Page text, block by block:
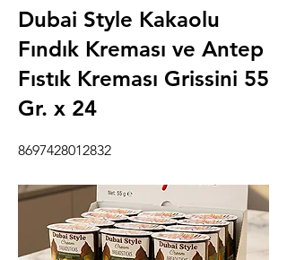
Dubai Style Kakaolu
Fındık Kreması ve Antep
Fıstık Kreması Grissini 55
Gr. x 24
8697428012832